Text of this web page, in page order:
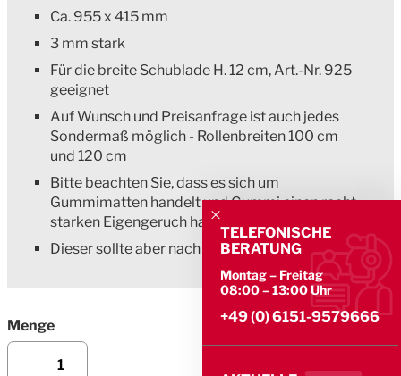
TELEFONISCHE
BERATUNG
Montag – Freitag
08:00 – 13:00 Uhr
+49 (0) 6151-9579666
Ca. 955 x 415 mm
3 mm stark
Für die breite Schublade H. 12 cm, Art.-Nr. 925
geeignet
Auf Wunsch und Preisanfrage ist auch jedes
Sondermaß möglich - Rollenbreiten 100 cm
und 120 cm
Bitte beachten Sie, dass es sich um
Gummimatten handelt und Gummi einen recht
starken Eigengeruch hat.
Dieser sollte aber nach 1-2 Wochen verfliegen!
Menge